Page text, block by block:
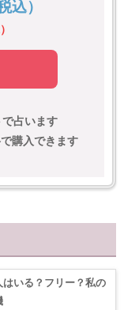
込）
占います
購入できます
いる？フリー？私の